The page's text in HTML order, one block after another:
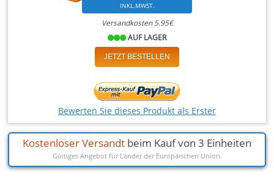
INKL.MWST.
Versandkosten 5.95€
AUF LAGER
JETZT BESTELLEN
Bewerten Sie dieses Produkt als Erster
Kostenloser Versandt beim Kauf von 3 Einheiten
Gültiges Angebot für Länder der Europäischen Union.